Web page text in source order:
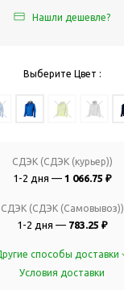
Нашли дешевле?
Выберите Цвет :
СДЭК (СДЭК (курьер))
1-2 дня — 1 066.75 ₽
СДЭК (СДЭК (Самовывоз))
1-2 дня — 783.25 ₽
способы доставки
Условия доставки